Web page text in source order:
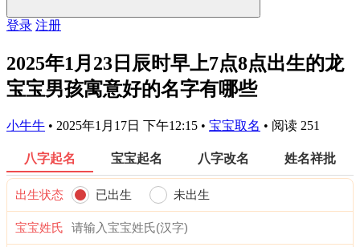
登录 注册
2025年1月23日辰时早上7点8点出生的龙
宝宝男孩寓意好的名字有哪些
小牛牛 • 2025年1月17日 下午12:15 • 宝宝取名 • 阅读 251
八字起名 宝宝起名 八字改名 姓名祥批
出生状态 已出生 未出生
宝宝姓氏